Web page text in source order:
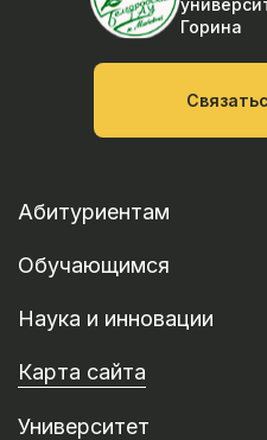
Горина
Абитуриентам
Обучающимся
Наука и инновации
Карта сайта
Университет